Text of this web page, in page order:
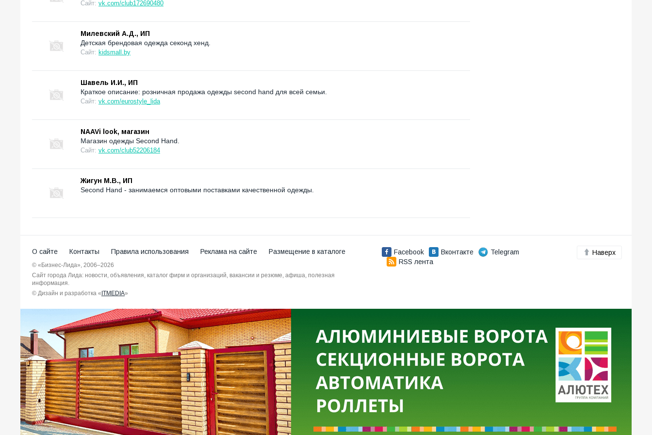
Сайт: vk.com/club172690480
Милевский А.Д., ИП
Детская брендовая одежда секонд хенд.
Сайт: kidsmall.by
Шавель И.И., ИП
Краткое описание: розничная продажа одежды second hand для всей семьи.
Сайт: vk.com/eurostyle_lida
NAAVi look, магазин
Магазин одежды Second Hand.
Сайт: vk.com/club52206184
Жигун М.В., ИП
Second Hand - занимаемся оптовыми поставками качественной одежды.
О сайте Контакты Правила использования Реклама на сайте Размещение в каталоге
© «Бизнес-Лида», 2006–2026
Сайт города Лида: новости, объявления, каталог фирм и организаций, вакансии и резюме, афиша, полезная
информация.
© Дизайн и разработка « ITMEDIA»
Facebook Вконтакте
Telegram
RSS лента
Наверх